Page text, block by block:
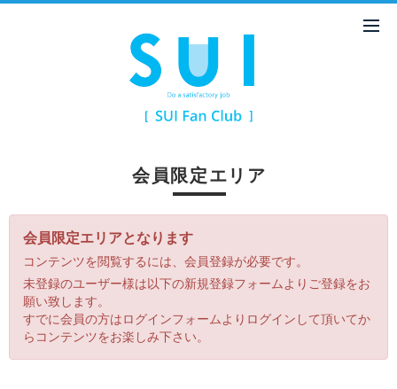
会員限定エリア
会員限定エリアとなります
コンテンツを閲覧するには、会員登録が必要です。
未登録のユーザー様は以下の新規登録フォームよりご登録をお
願い致します。
すでに会員の方はログインフォームよりログインして頂いてか
らコンテンツをお楽しみ下さい。